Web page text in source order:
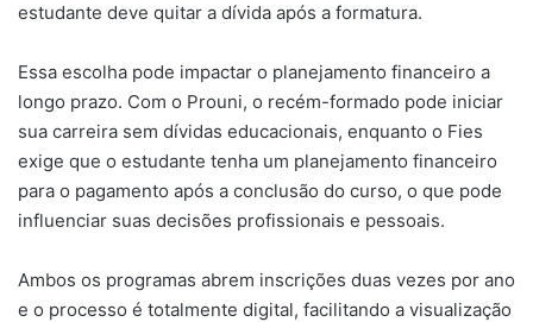
estudante deve quitar a dívida após a formatura.
Essa escolha pode impactar o planejamento financeiro a
longo prazo. Com o Prouni, o recém-formado pode iniciar
sua carreira sem dívidas educacionais, enquanto o Fies
exige que o estudante tenha um planejamento financeiro
para o pagamento após a conclusão do curso, o que pode
influenciar suas decisões profissionais e pessoais.
Ambos os programas abrem inscrições duas vezes por ano
e o processo é totalmente digital, facilitando a visualização